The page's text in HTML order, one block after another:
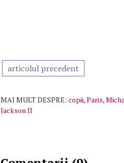
articolul precedent
MAI MULT DESPRE: copii,Paris,
Jackson II